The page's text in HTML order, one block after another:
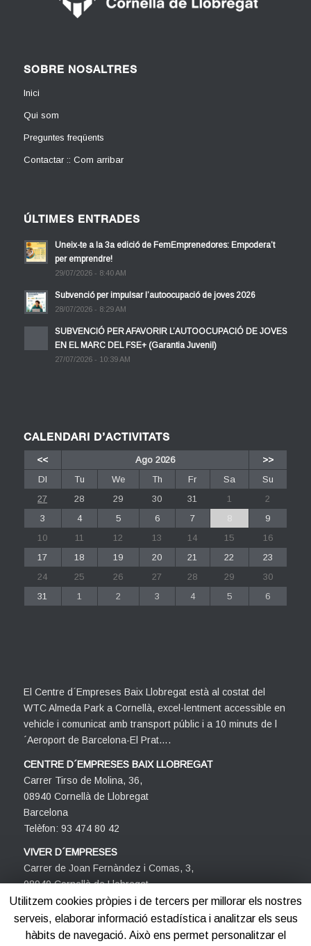
SOBRE NOSALTRES
Inici
Qui som
Preguntes freqüents
Contactar :: Com arribar
ÚLTIMES ENTRADES
Uneix-te a la 3a edició de FemEmprenedores: Empodera’t
per emprendre!
29/07/2026 - 8:40 AM
Subvenció per impulsar l’autoocupació de joves 2026
28/07/2026 - 8:29 AM
SUBVENCIÓ PER AFAVORIR L’AUTOOCUPACIÓ DE JOVES
EN EL MARC DEL FSE+ (Garantia Juvenil)
27/07/2026 - 10:39 AM
CALENDARI D’ACTIVITATS
<< Ago 2026
>>
Dl
Tu We Th Fr Sa
Su
27
28 29 30 31 1
2
3
4 5 6 7 8
9
10
11 12 13 14 15
16
17
18 19 20 21 22
23
24
25 26 27 28 29
30
31
1 2 3 4 5 6
El Centre d´Empreses Baix Llobregat està al costat del
WTC Almeda Park a Cornellà, excel·lentment accessible en
vehicle i comunicat amb transport públic i a 10 minuts de l
´Aeroport de Barcelona-El Prat….
CENTRE D´EMPRESES BAIX LLOBREGAT
Carrer Tirso de Molina, 36,
08940 Cornellà de Llobregat
Barcelona
Telèfon: 93 474 80 42
VIVER D´EMPRESES
Carrer de Joan Fernàndez i Comas, 3,
08940 Cornellà de Llobregat
Barcelona
Telèfon: 93 474 80 42
Utilitzem cookies pròpies i de tercers per millorar els nostres
serveis, elaborar informació estadística i analitzar els seus
hàbits de navegació. Això ens permet personalitzar el